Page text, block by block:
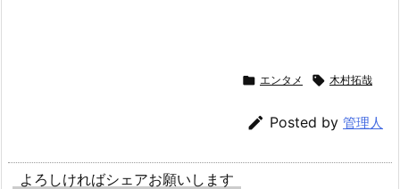
 エンタメ  木村拓哉
 Posted by 管理人
よろしければシェアお願いします